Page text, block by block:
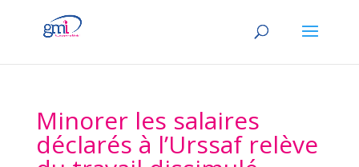
Minorer les salaires
déclarés à l’Urssaf relève